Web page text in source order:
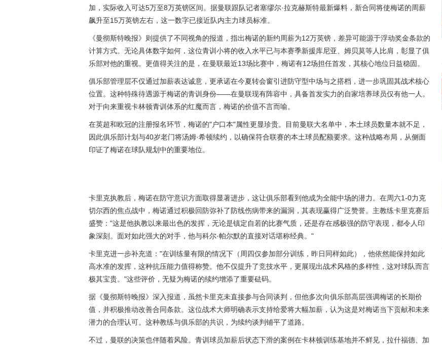
加，实际收入可达5万至8万英镑区间。据曼联跟队记者塞缪尔·拉克赫斯特最新爆料，新合同将使梅诺的周薪
飙升至15万英镑左右，这一数字已接近队内主力球员标准。
《曼彻斯特晚报》则提供了不同视角的报道，指出梅诺的新约周薪为12万英镑，差异可能源于浮动奖金条款的
计算方式。无论具体数字如何，这位青训小将的收入水平已与本赛季新援库尼亚、姆贝莫等人比肩，彰显了俱
乐部对他的重视。更值得关注的是，在曼联最近13场比赛中，梅诺有12场担任首发，其核心地位日益稳固。
俱乐部管理层不仅通过加薪表达诚意，更承诺在今夏转会窗引进防守型中场与之搭档，进一步巩固其战术核心
位置。这种特殊待遇源于梅诺的青训身份——在曼联现有阵容中，具备首发实力的自家培养球员仅有他一人。
对于向来重视卡林顿青训体系的红魔而言，梅诺的价值不言而喻。
在英超和欧冠的注册报名环节，梅诺的"户口本"属性更显珍贵。目前曼联大名单中，本土球员数量本就不足，
因此俱乐部计划与40岁老门将汤姆·希顿续约，以确保符合联赛的本土球员配额要求。这种战略布局，从侧面
印证了梅诺在球队规划中的重要地位。
卡里克执教后，梅诺在防守意识方面取得显著进步，这让俱乐部看到他成为全能中场的潜力。在周六1-0力克
切尔西的焦点战中，梅诺通过积极回防弥补了防线伤病带来的漏洞，其表现赢得广泛赞誉。主教练卡里克赛后
盛赞："这是他执教以来最出色的发挥，无论是镇定自若的比赛气质，还是存在感极强的防守表现，都令人印
象深刻。面对如此强大的对手，他与科尔·帕尔默的直接对话堪称经典。"
卡里克进一步补充道："在训练量有限的情况下（周四仅参加部分训练，昨日同样如此），他依然能保持如此
高水准的发挥，这种抗压能力值得称赞。他不仅提升了竞技水平，更展现出战术风格的多样性，这对球队而言
极其宝贵。"这些评价，无疑为梅诺的续约增添了重要砝码。
据《曼彻斯特晚报》深入报道，虽然卡里克未直接参与合同谈判，但他多次向俱乐部高层强调梅诺的长期价
值，并积极推动改善合同条款。这位战术大师明确表示支持给爱将大幅加薪，认为这是对梅诺当下贡献和未来
潜力的合理认可。这种教练与俱乐部的共识，为续约谈判铺平了道路。
不过，曼联的决策也伴随着风险。青训球员加薪后状态下滑的案例在卡林顿训练基地并不鲜见，拉什福德、加